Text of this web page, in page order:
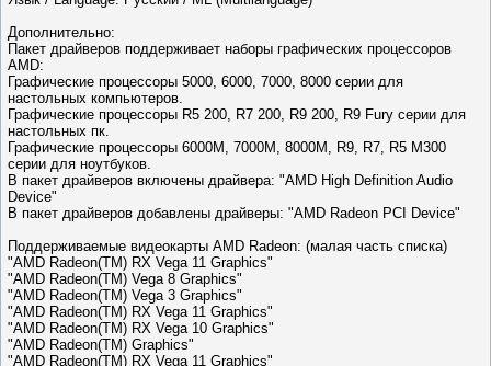
Дополнительно:
Пакет драйверов поддерживает наборы графических процессоров
AMD:
Графические процессоры 5000, 6000, 7000, 8000 серии для
настольных компьютеров.
Графические процессоры R5 200, R7 200, R9 200, R9 Fury серии для
настольных пк.
Графические процессоры 6000M, 7000M, 8000M, R9, R7, R5 M300
серии для ноутбуков.
В пакет драйверов включены драйвера: "AMD High Definition Audio
Device"
В пакет драйверов добавлены драйверы: "AMD Radeon PCI Device"
Поддерживаемые видеокарты AMD Radeon: (малая часть списка)
"AMD Radeon(TM) RX Vega 11 Graphics"
"AMD Radeon(TM) Vega 8 Graphics"
"AMD Radeon(TM) Vega 3 Graphics"
"AMD Radeon(TM) RX Vega 11 Graphics"
"AMD Radeon(TM) RX Vega 10 Graphics"
"AMD Radeon(TM) Graphics"
"AMD Radeon(TM) RX Vega 11 Graphics"